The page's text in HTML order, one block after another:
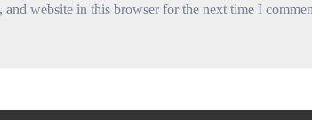
and website in this browser for the next time I